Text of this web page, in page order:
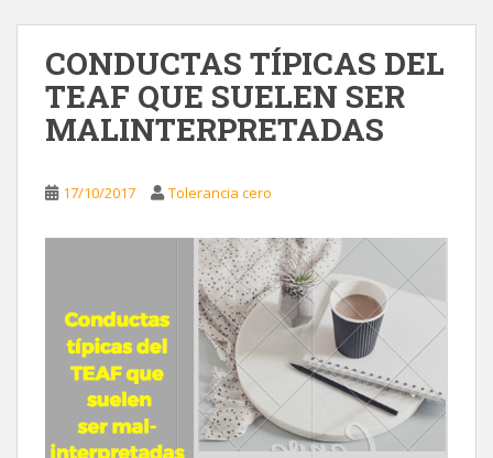
CONDUCTAS TÍPICAS DEL
TEAF QUE SUELEN SER
MALINTERPRETADAS
17/10/2017 Tolerancia cero